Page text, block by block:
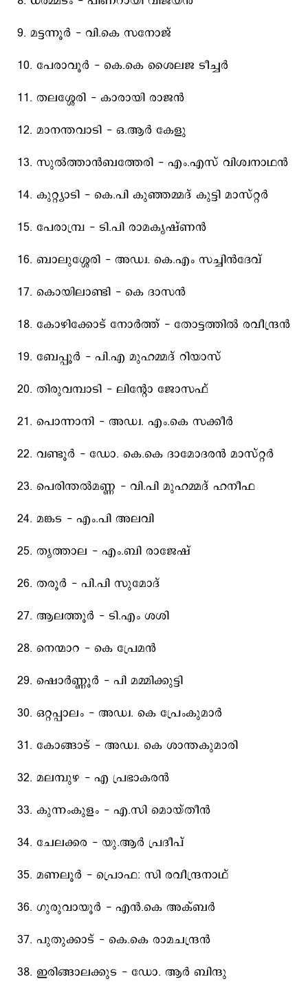
9. മട്ടന്നൂര്‍ - വി.കെ സനോജ്‌
10. പേരാവൂര്‍ - കെ.കെ ശൈലജ ടീച്ചര്‍
11. തലശ്ശേരി - കാരായി രാജന്‍
12. മാനന്തവാടി - ഒ.ആര്‍ കേളു
13. സുല്‍ത്താന്‍ബത്തേരി - എം.എസ്‌ വിശ്വനാഥന്‍
14. കുറ്റ്യാടി - കെ.പി കുഞ്ഞമ്മദ്‌ കുട്ടി മാസ്റ്റര്‍
15. പേരാമ്പ്ര - ടി.പി രാമകൃഷ്‌ണന്‍
16. ബാലുശ്ശേരി - അഡ്വ. കെ.എം സച്ചിന്‍ദേവ്‌
17. കൊയിലാണ്ടി - കെ ദാസന്‍
18. കോഴിക്കോട്‌ നോര്‍ത്ത്‌ - തോട്ടത്തില്‍ രവീന്ദ്രന്‍
19. ബേപ്പൂര്‍ - പി.എ മുഹമ്മദ്‌ റിയാസ്‌
20. തിരുവമ്പാടി - ലിന്റോ ജോസഫ്‌
21. പൊന്നാനി - അഡ്വ. എം.കെ സക്കീര്‍
22. വണ്ടൂര്‍ - ഡോ. കെ.കെ ദാമോദരന്‍ മാസ്റ്റര്‍
23. പെരിന്തല്‍മണ്ണ - വി.പി മുഹമ്മദ്‌ ഹനീഫ
24. മങ്കട - എം.പി അലവി
25. തൃത്താല - എം.ബി രാജേഷ്‌
26. തരൂര്‍ - പി.പി സുമോദ്‌
27. ആലത്തൂര്‍ - ടി.എം ശശി
28. നെന്മാറ - കെ പ്രേമന്‍
29. ഷൊര്‍ണ്ണൂര്‍ - പി മമ്മിക്കുട്ടി
30. ഒറ്റപ്പാലം - അഡ്വ. കെ പ്രേംകുമാര്‍
31. കോങ്ങാട്‌ - അഡ്വ. കെ ശാന്തകുമാരി
32. മലമ്പുഴ - എ പ്രഭാകരന്‍
33. കുന്നംകുളം - എ.സി മൊയ്‌തീന്‍
34. ചേലക്കര - യു.ആര്‍ പ്രദീപ്‌
35. മണലൂര്‍ - പ്രൊഫ: സി രവീന്ദ്രനാഥ്‌
36. ഗുരുവായൂര്‍ - എന്‍.കെ അക്‌ബര്‍
37. പുതുക്കാട്‌ - കെ.കെ രാമചന്ദ്രന്‍
38. ഇരിങ്ങാലക്കുട - ഡോ. ആര്‍ ബിന്ദു